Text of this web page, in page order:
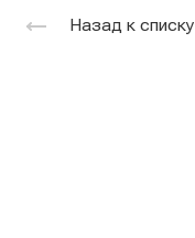
Назад к списку